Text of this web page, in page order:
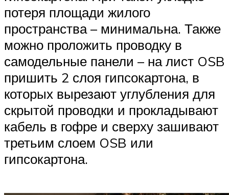
потеря площади жилого
пространства – минимальна. Также
можно проложить проводку в
самодельные панели – на лист OSB
пришить 2 слоя гипсокартона, в
которых вырезают углубления для
скрытой проводки и прокладывают
кабель в гофре и сверху зашивают
третьим слоем OSB или
гипсокартона.